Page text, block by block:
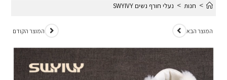
> חנות > נעלי חורף נשים SWYIVY
המוצר הקודם המוצר הבא